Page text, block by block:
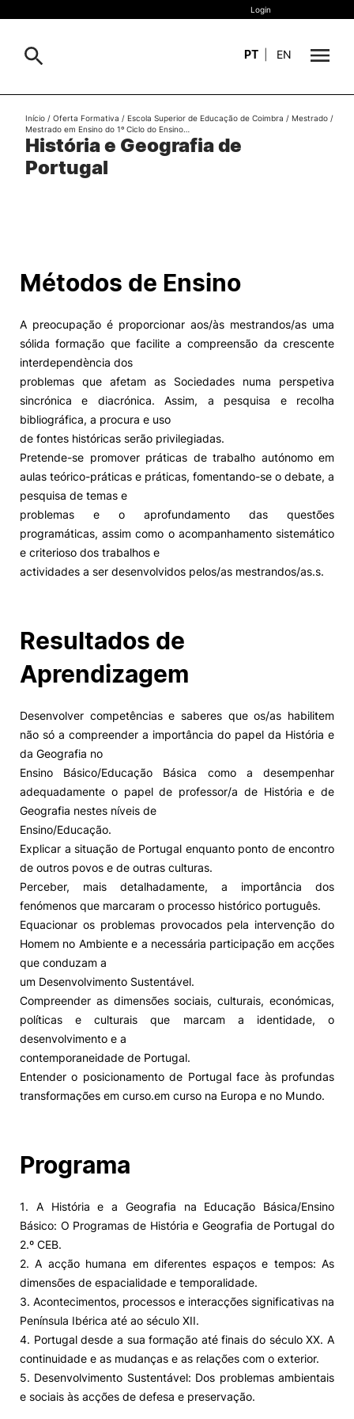
Sobre
Estudar
II&D e Empresas
Ação Social
Alumni
Projetos PRR
Magazine
Eventos
Europeia Política de Privacidade e Cookies
Login
PT EN
Pesquisa
História e Geografia de
Portugal
Início / Oferta Formativa / Escola Superior de Educação de Coimbra / Mestrado /
Mestrado em Ensino do 1º Ciclo do Ensino…
Métodos de Ensino
A preocupação é proporcionar aos/às mestrandos/as uma
sólida formação que facilite a compreensão da crescente
interdependència dos
problemas que afetam as Sociedades numa perspetiva
sincrónica e diacrónica. Assim, a pesquisa e recolha
bibliográfica, a procura e uso
de fontes históricas serão privilegiadas.
Pretende-se promover práticas de trabalho autónomo em
aulas teórico-práticas e práticas, fomentando-se o debate, a
pesquisa de temas e
problemas e o aprofundamento das questões
programáticas, assim como o acompanhamento sistemático
e criterioso dos trabalhos e
actividades a ser desenvolvidos pelos/as mestrandos/as.s.
Resultados de
Aprendizagem
Desenvolver competências e saberes que os/as habilitem
não só a compreender a importância do papel da História e
da Geografia no
Ensino Básico/Educação Básica como a desempenhar
adequadamente o papel de professor/a de História e de
Geografia nestes níveis de
Ensino/Educação.
Explicar a situação de Portugal enquanto ponto de encontro
de outros povos e de outras culturas.
Perceber, mais detalhadamente, a importância dos
fenómenos que marcaram o processo histórico português.
Equacionar os problemas provocados pela intervenção do
Homem no Ambiente e a necessária participação em acções
que conduzam a
um Desenvolvimento Sustentável.
Compreender as dimensões sociais, culturais, económicas,
políticas e culturais que marcam a identidade, o
desenvolvimento e a
contemporaneidade de Portugal.
Entender o posicionamento de Portugal face às profundas
transformações em curso.em curso na Europa e no Mundo.
Programa
1. A História e a Geografia na Educação Básica/Ensino
Básico: O Programas de História e Geografia de Portugal do
2.º CEB.
2. A acção humana em diferentes espaços e tempos: As
dimensões de espacialidade e temporalidade.
3. Acontecimentos, processos e interacções significativas na
Península Ibérica até ao século XII.
4. Portugal desde a sua formação até finais do século XX. A
continuidade e as mudanças e as relações com o exterior.
5. Desenvolvimento Sustentável: Dos problemas ambientais
e sociais às acções de defesa e preservação.